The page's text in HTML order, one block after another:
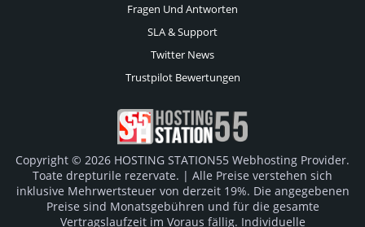
Fragen Und Antworten
SLA & Support
Twitter News
Trustpilot Bewertungen
Copyright © 2026 HOSTING STATION55 Webhosting Provider.
Toate drepturile rezervate. | Alle Preise verstehen sich
inklusive Mehrwertsteuer von derzeit 19%. Die angegebenen
Preise sind Monatsgebühren und für die gesamte
Vertragslaufzeit im Voraus fällig. Individuelle